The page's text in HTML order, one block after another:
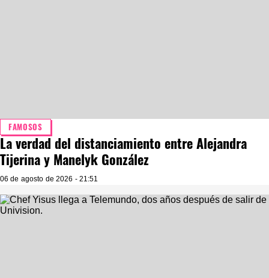
FAMOSOS
La verdad del distanciamiento entre Alejandra
Tijerina y Manelyk González
06 de agosto de 2026 - 21:51